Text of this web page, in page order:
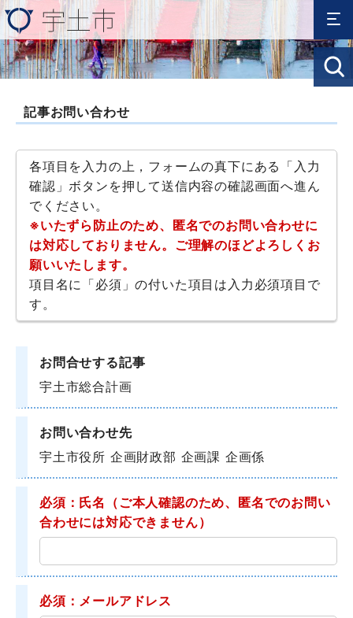
記事お問い合わせ
各項目を入力の上，フォームの真下にある「入力
確認」ボタンを押して送信内容の確認画面へ進ん
でください。
※いたずら防止のため、匿名でのお問い合わせに
は対応しておりません。ご理解のほどよろしくお
願いいたします。
項目名に「必須」の付いた項目は入力必須項目で
す。
お問合せする記事
宇土市総合計画
お問い合わせ先
宇土市役所 企画財政部 企画課 企画係
必須：氏名
（ご本人確認のため、匿名でのお問い
合わせには対応できません）
必須：メールアドレス